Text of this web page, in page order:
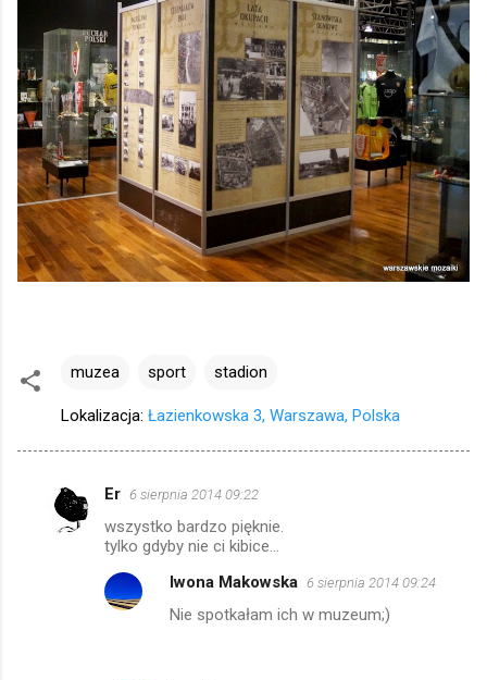
muzea sport stadion
Lokalizacja: Łazienkowska 3, Warszawa, Polska
Er 6 sierpnia 2014 09:22
wszystko bardzo pięknie.
tylko gdyby nie ci kibice...
Iwona Makowska 6 sierpnia 2014 09:24
Nie spotkałam ich w muzeum;)